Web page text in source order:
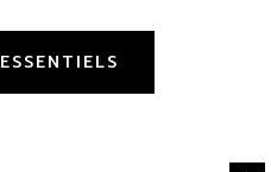
ESSENTIELS